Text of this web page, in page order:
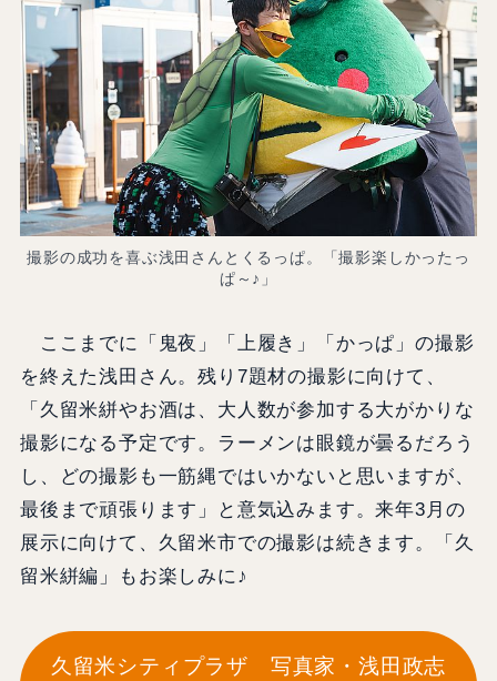
撮影の成功を喜ぶ浅田さんとくるっぱ。「撮影楽しかったっ
ぱ～♪」
ここまでに「鬼夜」「上履き」「かっぱ」の撮影
を終えた浅田さん。残り7題材の撮影に向けて、
「久留米絣やお酒は、大人数が参加する大がかりな
撮影になる予定です。ラーメンは眼鏡が曇るだろう
し、どの撮影も一筋縄ではいかないと思いますが、
最後まで頑張ります」と意気込みます。来年3月の
展示に向けて、久留米市での撮影は続きます。「久
留米絣編」もお楽しみに♪
久留米シティプラザ 写真家・浅田政志